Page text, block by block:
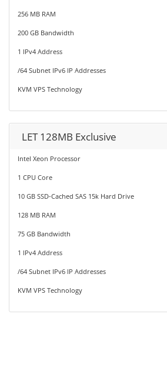
256 MB RAM
200 GB Bandwidth
1 IPv4 Address
/64 Subnet IPv6 IP Addresses
KVM VPS Technology
LET 128MB Exclusive
Intel Xeon Processor
1 CPU Core
10 GB SSD-Cached SAS 15k Hard Drive
128 MB RAM
75 GB Bandwidth
1 IPv4 Address
/64 Subnet IPv6 IP Addresses
KVM VPS Technology